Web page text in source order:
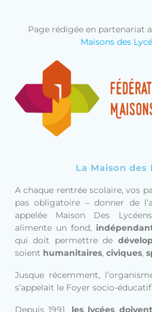
Page rédigée en partenariat
Maisons des
La Maison des
A chaque rentrée scolaire, vos
pas obligatoire – donner de
appelée Maison Des
alimente un fond,
qui doit permettre de
soient humanitaires, civiques,
Jusque récemment,
s’appelait le Foyer socio-éducatif
Depuis 1991, les lycées